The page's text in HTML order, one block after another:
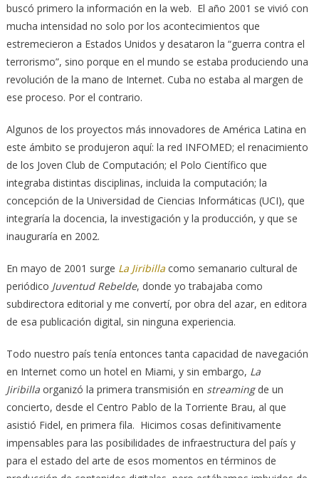
buscó primero la información en la web. El año 2001 se vivió con
mucha intensidad no solo por los acontecimientos que
estremecieron a Estados Unidos y desataron la “guerra contra el
terrorismo”, sino porque en el mundo se estaba produciendo una
revolución de la mano de Internet. Cuba no estaba al margen de
ese proceso. Por el contrario.
Algunos de los proyectos más innovadores de América Latina en
este ámbito se produjeron aquí: la red INFOMED; el renacimiento
de los Joven Club de Computación; el Polo Científico que
integraba distintas disciplinas, incluida la computación; la
concepción de la Universidad de Ciencias Informáticas (UCI), que
integraría la docencia, la investigación y la producción, y que se
inauguraría en 2002.
En mayo de 2001 surge La Jiribillacomo semanario cultural de
periódico Juventud Rebelde, donde yo trabajaba como
subdirectora editorial y me convertí, por obra del azar, en editora
de esa publicación digital, sin ninguna experiencia.
Todo nuestro país tenía entonces tanta capacidad de navegación
en Internet como un hotel en Miami, y sin embargo, La
Jiribillaorganizó la primera transmisión en streamingde un
concierto, desde el Centro Pablo de la Torriente Brau, al que
asistió Fidel, en primera fila. Hicimos cosas definitivamente
impensables para las posibilidades de infraestructura del país y
para el estado del arte de esos momentos en términos de